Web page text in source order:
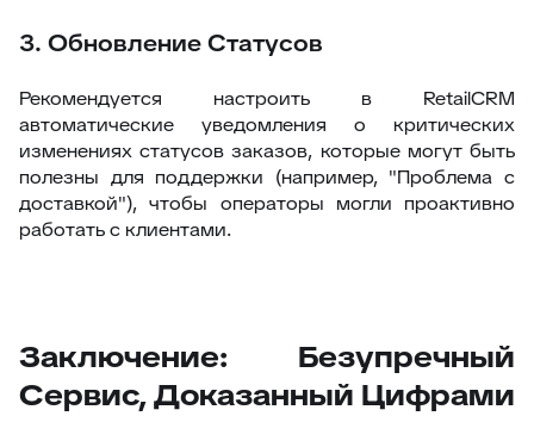
3. Обновление Статусов
Рекомендуется настроить в RetailCRM
автоматические уведомления о критических
изменениях статусов заказов, которые могут быть
полезны для поддержки (например, "Проблема с
доставкой"), чтобы операторы могли проактивно
работать с клиентами.
Заключение: Безупречный
Сервис, Доказанный Цифрами